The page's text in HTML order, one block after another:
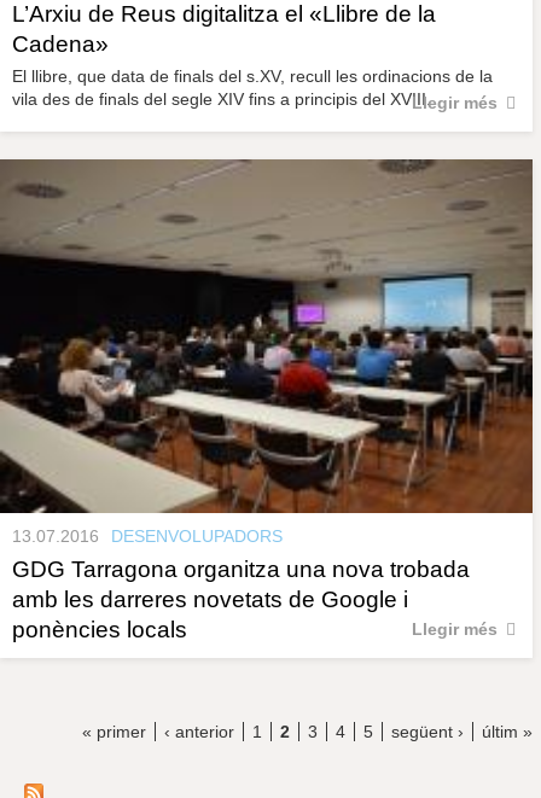
L’Arxiu de Reus digitalitza el «Llibre de la
Cadena»
El llibre, que data de finals del s.XV, recull les ordinacions de la
vila des de finals del segle XIV fins a principis del XVIII.Llegir més
13.07.2016 DESENVOLUPADORS
GDG Tarragona organitza una nova trobada
amb les darreres novetats de Google i
ponències locals
Llegir més
« primer ‹ anterior 1 2 3 4 5 següent › últim »